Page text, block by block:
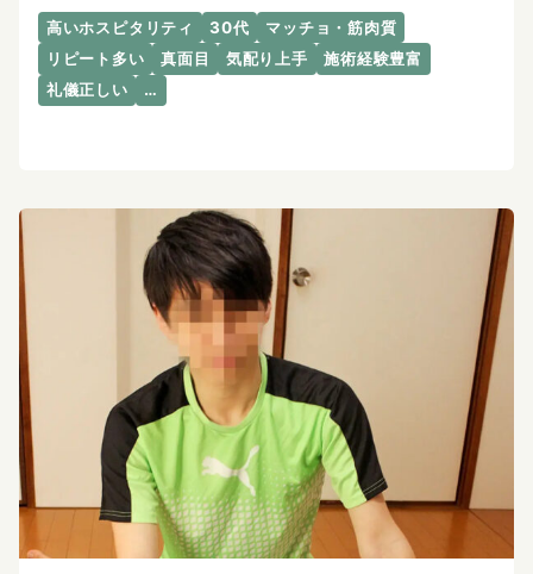
高いホスピタリティ 30代
マッチョ・筋肉質
リピート多い
真面目 気配り上手
施術経験豊富
礼儀正しい
…